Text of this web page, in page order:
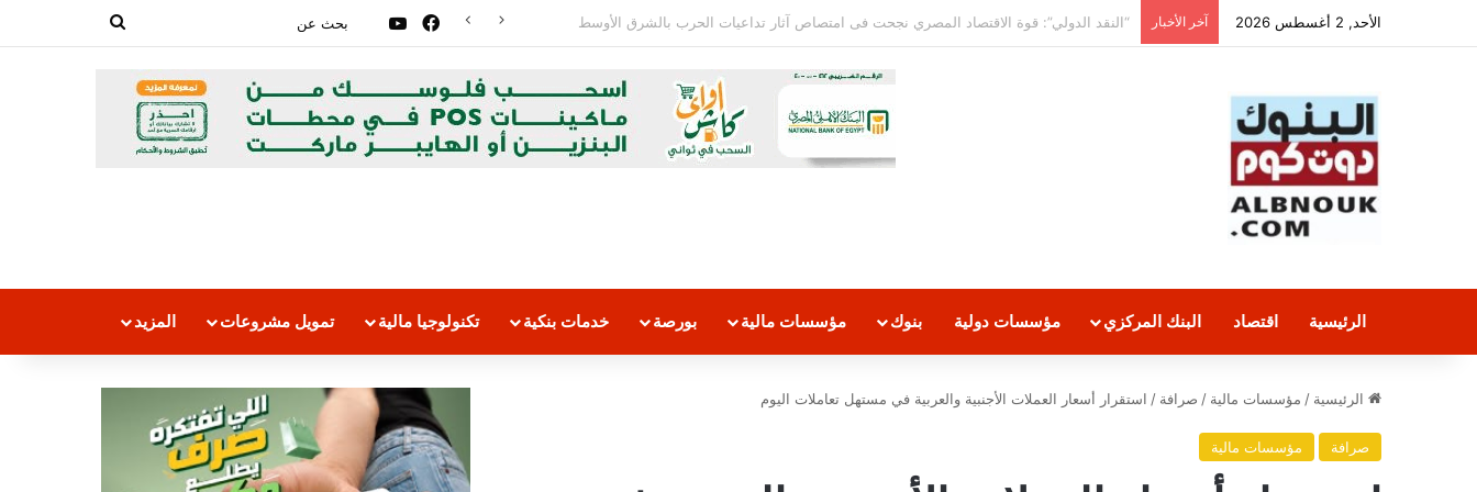
الأحد, 2 أغسطس 2026 آخر الأخبار “المركزي المصري” يبيع أذون خزانة بـ 48.43 مليار جنيه فقط فيسبوك‫YouTube
بحث
الرئيسية اقتصاد البنك المركزي مؤسسات دولية بنوك مؤسسات مالية بورصة خدمات بنكية تكنولوجيا مالية تمويل مشروعات المزيد
الرئيسية / مؤسسات مالية / صرافة / استقرار أسعار العملات الأجنبية والعربية في مستهل تعاملات اليوم
صرافة مؤسسات مالية